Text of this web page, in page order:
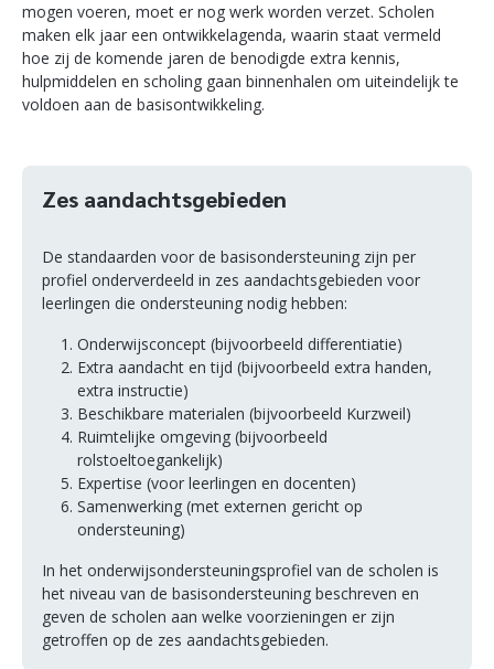
mogen voeren, moet er nog werk worden verzet. Scholen
maken elk jaar een ontwikkelagenda, waarin staat vermeld
hoe zij de komende jaren de benodigde extra kennis,
hulpmiddelen en scholing gaan binnenhalen om uiteindelijk te
voldoen aan de basisontwikkeling.
Zes aandachtsgebieden
De standaarden voor de basisondersteuning zijn per
profiel onderverdeeld in zes aandachtsgebieden voor
leerlingen die ondersteuning nodig hebben:
Onderwijsconcept (bijvoorbeeld differentiatie)
Extra aandacht en tijd (bijvoorbeeld extra handen,
extra instructie)
Beschikbare materialen (bijvoorbeeld Kurzweil)
Ruimtelijke omgeving (bijvoorbeeld
rolstoeltoegankelijk)
Expertise (voor leerlingen en docenten)
Samenwerking (met externen gericht op
ondersteuning)
In het onderwijsondersteuningsprofiel van de scholen is
het niveau van de basisondersteuning beschreven en
geven de scholen aan welke voorzieningen er zijn
getroffen op de zes aandachtsgebieden.